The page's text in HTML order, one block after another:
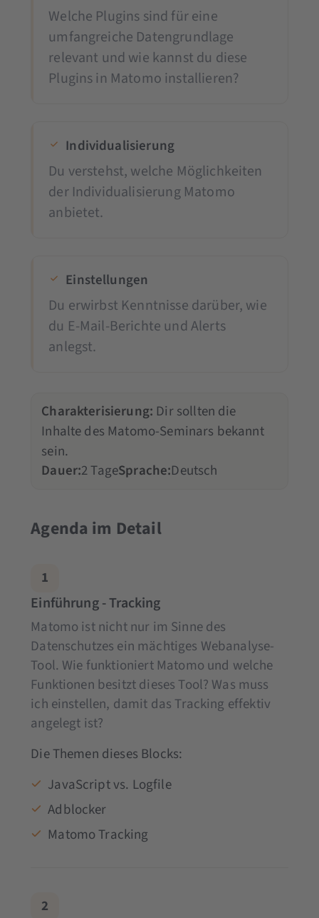
Welche Plugins sind für eine
umfangreiche Datengrundlage
relevant und wie kannst du diese
Plugins in Matomo installieren?
Individualisierung
Du verstehst, welche Möglichkeiten
der Individualisierung Matomo
anbietet.
Einstellungen
Du erwirbst Kenntnisse darüber, wie
du E-Mail-Berichte und Alerts
anlegst.
Charakterisierung: Dir sollten die
Inhalte des Matomo-Seminars bekannt
sein.
Dauer:2 TageSprache:Deutsch
Agenda im Detail
1
Einführung - Tracking
Matomo ist nicht nur im Sinne des
Datenschutzes ein mächtiges Webanalyse-
Tool. Wie funktioniert Matomo und welche
Funktionen besitzt dieses Tool? Was muss
ich einstellen, damit das Tracking effektiv
angelegt ist?
Die Themen dieses Blocks:
JavaScript vs. Logfile
Adblocker
Matomo Tracking
2